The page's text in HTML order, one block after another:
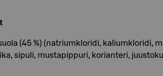
(45 %) (natriumkloridi, kaliumkloridi,
sipuli, mustapippuri, korianteri,